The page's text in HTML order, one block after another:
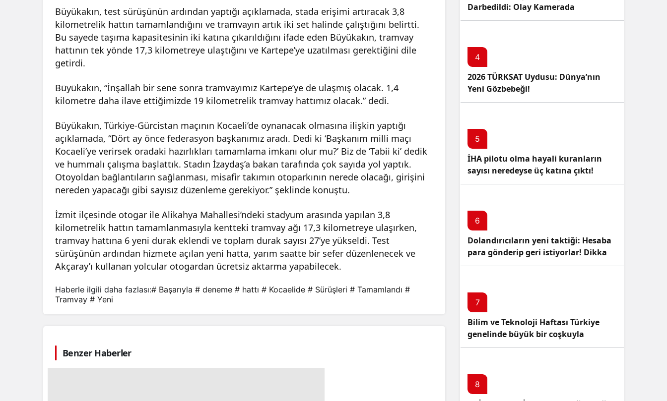
Büyükakın, test sürüşünün ardından yaptığı açıklamada, stada erişimi artıracak 3,8
kilometrelik hattın tamamlandığını ve tramvayın artık iki set halinde çalıştığını belirtti.
Bu sayede taşıma kapasitesinin iki katına çıkarıldığını ifade eden Büyükakın, tramvay
hattının tek yönde 17,3 kilometreye ulaştığını ve Kartepe’ye uzatılması gerektiğini dile
getirdi.
Büyükakın, “İnşallah bir sene sonra tramvayımız Kartepe’ye de ulaşmış olacak. 1,4
kilometre daha ilave ettiğimizde 19 kilometrelik tramvay hattımız olacak.” dedi.
Büyükakın, Türkiye-Gürcistan maçının Kocaeli’de oynanacak olmasına ilişkin yaptığı
açıklamada, “Dört ay önce federasyon başkanımız aradı. Dedi ki ‘Başkanım milli maçı
Kocaeli’ye verirsek oradaki hazırlıkları tamamlama imkanı olur mu?’ Biz de ‘Tabii ki’ dedik
ve hummalı çalışma başlattık. Stadın İzaydaş’a bakan tarafında çok sayıda yol yaptık.
Otoyoldan bağlantıların sağlanması, misafir takımın otoparkının nerede olacağı, girişini
nereden yapacağı gibi sayısız düzenleme gerekiyor.” şeklinde konuştu.
İzmit ilçesinde otogar ile Alikahya Mahallesi’ndeki stadyum arasında yapılan 3,8
kilometrelik hattın tamamlanmasıyla kentteki tramvay ağı 17,3 kilometreye ulaşırken,
tramvay hattına 6 yeni durak eklendi ve toplam durak sayısı 27’ye yükseldi. Test
sürüşünün ardından hizmete açılan yeni hatta, yarım saatte bir sefer düzenlenecek ve
Akçaray’ı kullanan yolcular otogardan ücretsiz aktarma yapabilecek.
Haberle ilgili daha fazlası:# Başarıyla # deneme # hattı # Kocaelide # Sürüşleri # Tamamlandı #
Tramvay # Yeni
Benzer Haberler
Darbedildi: Olay Kamerada
4
2026 TÜRKSAT Uydusu: Dünya’nın
Yeni Gözbebeği!
5
İHA pilotu olma hayali kuranların
sayısı neredeyse üç katına çıktı!
6
Dolandırıcıların yeni taktiği: Hesaba
para gönderip geri istiyorlar! Dikkat
Edin!
7
Bilim ve Teknoloji Haftası Türkiye
genelinde büyük bir coşkuyla
kutlandı: İşte Etkinlikler ve
8